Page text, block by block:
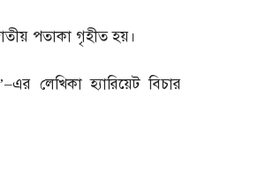
পতাকা গৃহীত হয়।
–এর লেখিকা হ্যারিয়েট বিচার